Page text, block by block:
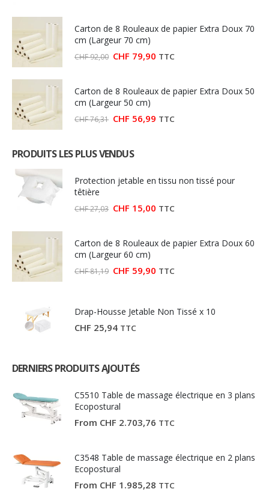
Carton de 8 Rouleaux de papier Extra Doux 70
cm (Largeur 70 cm)
CHF92,00 Le
CHF 92,00.
CHF 79,90Le
CHF 79,90.
TTC
Carton de 8 Rouleaux de papier Extra Doux 50
cm (Largeur 50 cm)
CHF76,31 Le
CHF 76,31.
CHF 56,99Le
TTC
PRODUITS LES PLUS VENDUS
Protection jetable en tissu non tissé pour
têtière
CHF27,03 Le
CHF 27,03.
CHF 15,00Le
CHF 15,00.
TTC
Carton de 8 Rouleaux de papier Extra Doux 60
cm (Largeur 60 cm)
CHF81,19 Le
CHF 81,19.
CHF 59,90Le
CHF 59,90.
TTC
Drap-Housse Jetable Non Tissé x 10
CHF 25,94 TTC
DERNIERS PRODUITS AJOUTÉS
C5510 Table de massage électrique en 3 plans
Ecopostural
From CHF 2.703,76 TTC
C3548 Table de massage électrique en 2 plans
Ecopostural
From CHF 1.985,28 TTC